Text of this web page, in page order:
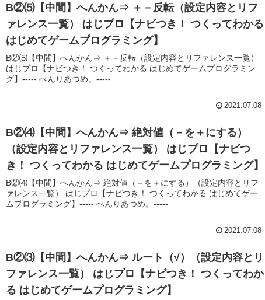
B②⑸【中間】へんかん⇒ ＋－反転（設定内容とリフ
ァレンス一覧） はじプロ【ナビつき！ つくってわかる
はじめてゲームプログラミング】
B②⑸【中間】へんかん⇒ ＋－反転（設定内容とリファレンス一覧）
はじプロ【ナビつき！ つくってわかる はじめてゲームプログラミン
グ】----- べんりあつめ。-----
2021.07.08
B②⑷【中間】へんかん⇒ 絶対値（－を＋にする）
（設定内容とリファレンス一覧） はじプロ【ナビつ
き！ つくってわかる はじめてゲームプログラミング】
B②⑷【中間】へんかん⇒ 絶対値（－を＋にする）（設定内容とリフ
ァレンス一覧） はじプロ【ナビつき！ つくってわかる はじめてゲー
ムプログラミング】----- べんりあつめ。-----
2021.07.08
B②⑶【中間】へんかん⇒ ルート（√）（設定内容とリ
ファレンス一覧） はじプロ【ナビつき！ つくってわか
る はじめてゲームプログラミング】